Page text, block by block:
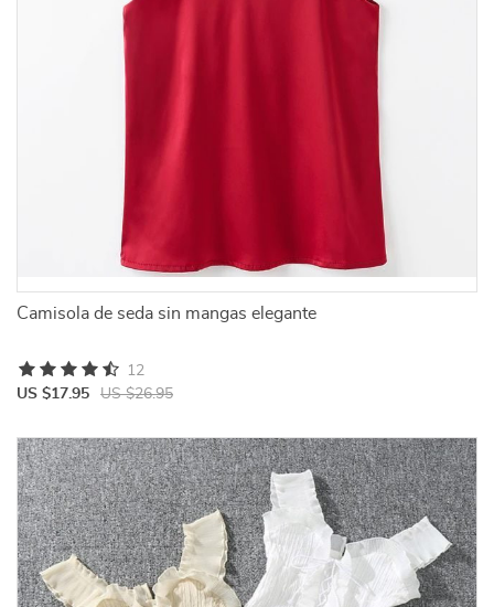
Camisola de seda sin mangas elegante
US $17.95 US $26.95
12